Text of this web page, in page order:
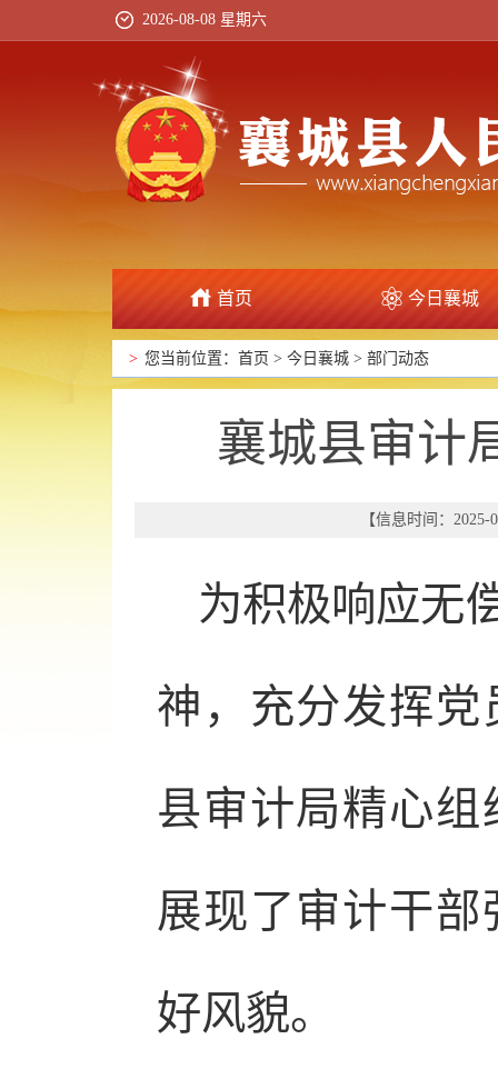
2026-08-08 星期六
首页 今日襄城
政府信息公开
> 您当前位置： 首页 > 今日襄城 > 部门动态
襄城县审计
【信息时间：
为积极响应无
神，充分发挥
县审计局精心
展现了审计干
好风貌。